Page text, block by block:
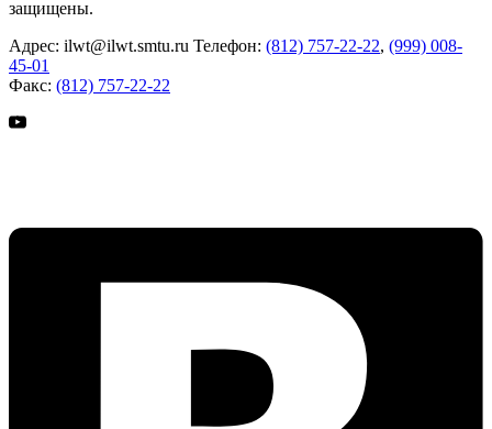
защищены.
Адрес: ilwt@ilwt.smtu.ru Телефон: (812) 757-22-22, (999) 008-
45-01
Факс: (812) 757-22-22